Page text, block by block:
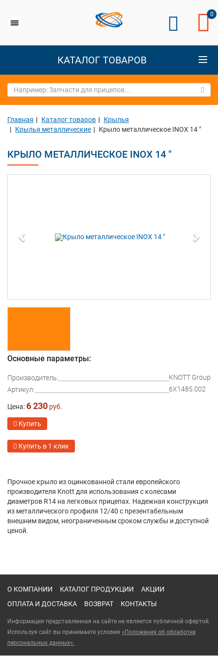
0
КАТАЛОГ ТОВАРОВ
Главная Каталог товаров
Крылья
Крылья металлические
Крыло металлическое INOX 14 "
КРЫЛО МЕТАЛЛИЧЕСКОЕ INOX 14 "
Основные параметры:
Производитель:
KNOTT Group
Артикул:
6X1485.002
Цена:6 230 руб.
Купить
Купить в 1 клик
Прочное крыло из оцинкованной стали европейского
производителя Knott для использования с колесами
диаметров R14 на легковых прицепах. Надежная конструкция
из металлического профиля 12/40 с презентабельным
внешним видом, неограниченным сроком службы и доступной
ценой.
О КОМПАНИИ КАТАЛОГ ПРОДУКЦИИ
АКЦИИ
ОПЛАТА И ДОСТАВКА
ВОЗВРАТ КОНТАКТЫ
Информация представленная на сайте не является публичной офертой.
Используя сайт вы принимаете условия «Положения об обработке
персональных данных».